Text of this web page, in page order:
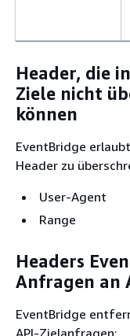
Header, die
Ziele nicht
können
EventBridge
Header zu
User-Agent
Range
Headers
Anfragen an
EventBridge